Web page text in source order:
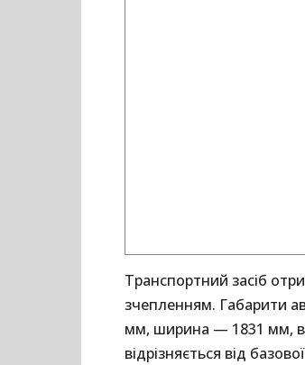
Транспортний засіб
зчепленням. Габарити
мм, ширина — 1831 мм,
відрізняється від